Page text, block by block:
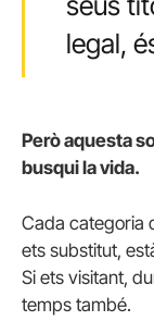
legal,
Però aquesta
busqui la vida.
Cada categoria
ets substitut,
Si ets visitant,
temps també.